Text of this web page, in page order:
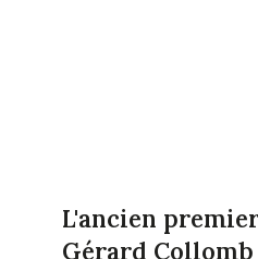
L'ancien
Gérard